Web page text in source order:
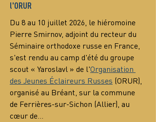
l'ORUR
Du 8 au 10 juillet 2026, le hiéromoine
Pierre Smirnov, adjoint du recteur du
Séminaire orthodoxe russe en France,
s'est rendu au camp d'été du groupe
scout « Yaroslavl » de l'Organisation
des Jeunes Éclaireurs Russes (ORUR),
organisé au Bréant, sur la commune
de Ferrières-sur-Sichon (Allier), au
cœur de…